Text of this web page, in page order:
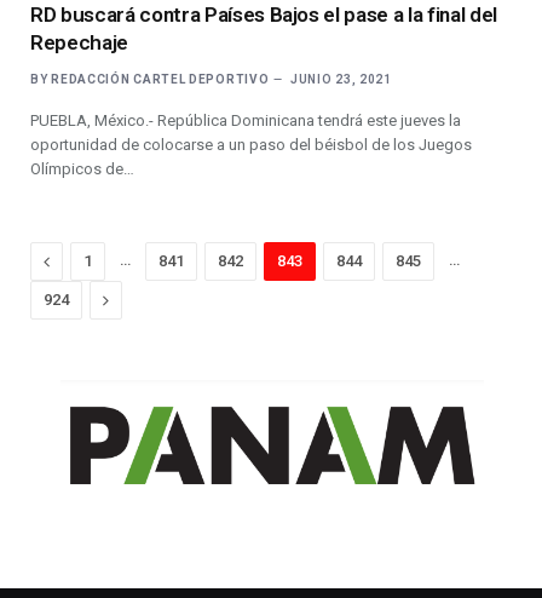
RD buscará contra Países Bajos el pase a la final del
Repechaje
BY REDACCIÓN CARTEL DEPORTIVO JUNIO 23, 2021
PUEBLA, México.- República Dominicana tendrá este jueves la
oportunidad de colocarse a un paso del béisbol de los Juegos
Olímpicos de…
Previous
1 841 842 843 844 845
924 Next